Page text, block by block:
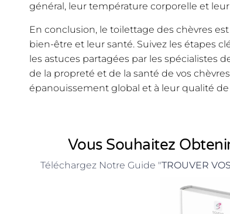
général, leur température corporelle et
En conclusion, le toilettage des chèvres
bien-être et leur santé. Suivez les étapes
les astuces partagées par les spécialistes
de la propreté et de la santé de vos
épanouissement global et à leur qualité de
Vous Souhaitez
Téléchargez Notre Guide "TROUVER